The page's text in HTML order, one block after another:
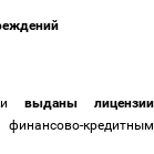
выданы
лицензии
кредитным